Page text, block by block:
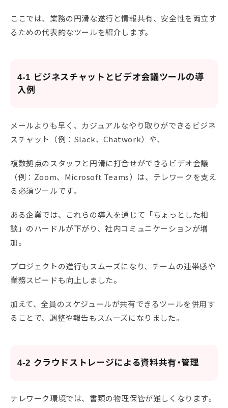
ここでは、業務の円滑な遂行と情報共有、安全性を両立す
るための代表的なツールを紹介します。
4-1 ビジネスチャットとビデオ会議ツールの導
入例
メールよりも早く、カジュアルなやり取りができるビジネ
スチャット（例：Slack、Chatwork）や、
複数拠点のスタッフと円滑に打合せができるビデオ会議
（例：Zoom、Microsoft Teams）は、テレワークを支え
る必須ツールです。
ある企業では、これらの導入を通じて「ちょっとした相
談」のハードルが下がり、社内コミュニケーションが増
加。
プロジェクトの進行もスムーズになり、チームの連帯感や
業務スピードも向上しました。
加えて、全員のスケジュールが共有できるツールを併用す
ることで、調整や報告もスムーズになりました。
4-2 クラウドストレージによる資料共有・管理
テレワーク環境では、書類の物理保管が難しくなります。